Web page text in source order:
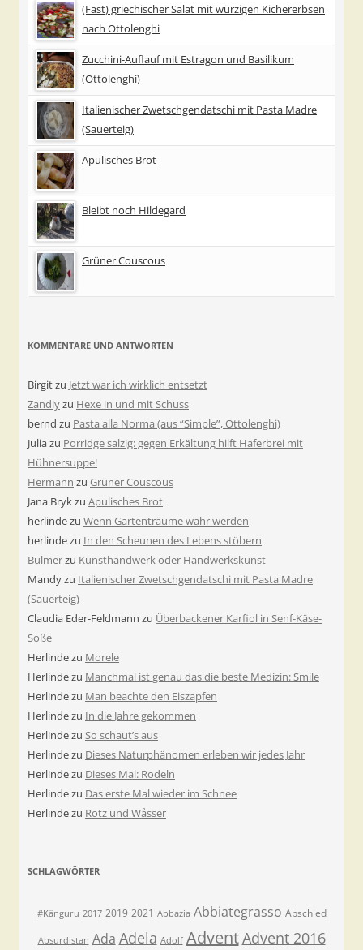
(Fast) griechischer Salat mit würzigen Kichererbsen
nach Ottolenghi
Zucchini-Auflauf mit Estragon und Basilikum
(Ottolenghi)
Italienischer Zwetschgendatschi mit Pasta Madre
(Sauerteig)
Apulisches Brot
Bleibt noch Hildegard
Grüner Couscous
KOMMENTARE UND ANTWORTEN
Birgitzu Jetzt war ich wirklich entsetzt
Zandiyzu Hexe in und mit Schuss
bernd zu Pasta alla Norma (aus “Simple”, Ottolenghi)
Juliazu Porridge salzig: gegen Erkältung hilft Haferbrei mit
Hühnersuppe!
Hermann zu Grüner Couscous
Jana Brykzu Apulisches Brot
herlindezu Wenn Gartenträume wahr werden
herlindezu In den Scheunen des Lebens stöbern
Bulmerzu Kunsthandwerk oder Handwerkskunst
Mandyzu Italienischer Zwetschgendatschi mit Pasta Madre
(Sauerteig)
Claudia Eder-Feldmann zu Überbackener Karfiol in Senf-Käse-
Soße
Herlindezu Morele
Herlindezu Manchmal ist genau das die beste Medizin: Smile
Herlindezu Man beachte den Eiszapfen
Herlindezu In die Jahre gekommen
Herlindezu So schaut’s aus
Herlindezu Dieses Naturphänomen erleben wir jedes Jahr
Herlindezu Dieses Mal: Rodeln
Herlindezu Das erste Mal wieder im Schnee
Herlindezu Rotz und Wåsser
SCHLAGWÖRTER
#Känguru 2017 2019 2021 Abbazia Abbiategrasso Abschied
Absurdistan Ada Adela Adolf AdventAdvent 2016